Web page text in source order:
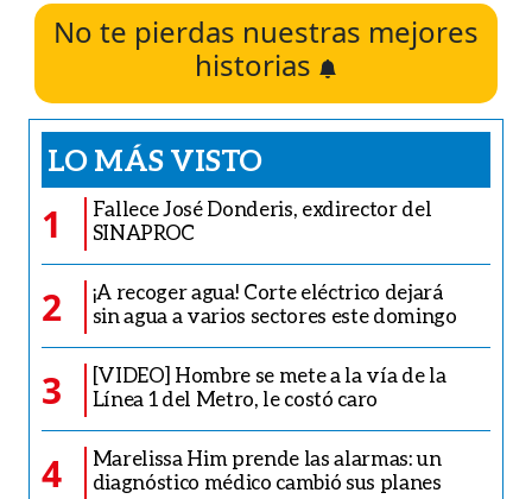
No te pierdas nuestras mejores
historias
LO MÁS VISTO
1
Fallece José Donderis, exdirector del
SINAPROC
2
¡A recoger agua! Corte eléctrico dejará
sin agua a varios sectores este domingo
3
[VIDEO] Hombre se mete a la vía de la
Línea 1 del Metro, le costó caro
4
Marelissa Him prende las alarmas: un
diagnóstico médico cambió sus planes